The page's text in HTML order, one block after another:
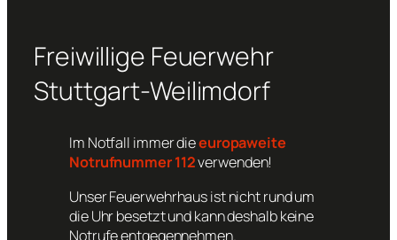
Freiwillige Feuerwehr
Stuttgart-Weilimdorf
Im Notfall immer dieeuropaweite
Notrufnummer 112verwenden!
Unser Feuerwehrhaus ist nicht rund um
die Uhr besetzt und kann deshalb keine
Notrufe entgegennehmen.